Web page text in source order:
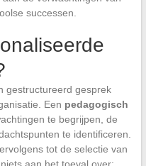
successen.
gestructureerd gesprek
Een pedagogisch
te begrijpen, de
te identificeren.
tot de selectie van